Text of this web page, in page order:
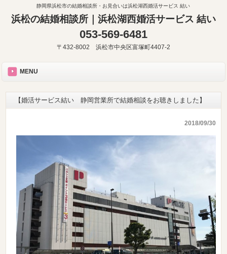
静岡県浜松市の結婚相談所・お見合いは浜松湖西婚活サービス 結い
浜松の結婚相談所｜浜松湖西婚活サービス 結い
053-569-6481
〒432-8002 浜松市中央区富塚町4407-2
MENU
【婚活サービス結い 静岡営業所で結婚相談をお聴きしました】
2018/09/30